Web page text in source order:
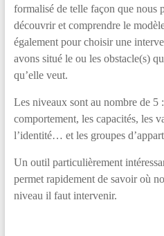
formalisé de telle façon que nous
découvrir et comprendre le
également pour choisir une
avons situé le ou les obstacle(s)
qu’elle veut.
Les niveaux sont au nombre de 5
comportement, les capacités, les
l’identité… et les groupes
Un outil particulièrement
permet rapidement de savoir où
niveau il faut intervenir.